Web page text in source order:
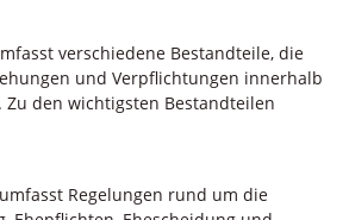
verschiedene Bestandteile, die
und Verpflichtungen innerhalb
Zu den wichtigsten Bestandteilen
Regelungen rund um die